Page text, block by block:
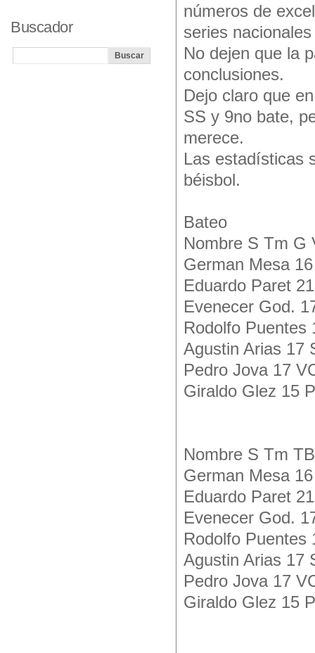
números de
series
No dejen que la
conclusiones.
Dejo claro que
SS y 9no bate,
merece.
Las estadísticas
béisbol.
Bateo
Nombre S Tm G
German Mesa
Eduardo Paret
Evenecer God.
Rodolfo Puentes
Agustin Arias 17
Pedro Jova 17
Giraldo Glez 15
Nombre S Tm
German Mesa
Eduardo Paret
Evenecer God.
Rodolfo Puentes
Agustin Arias 17
Pedro Jova 17
Giraldo Glez 15
Buscador